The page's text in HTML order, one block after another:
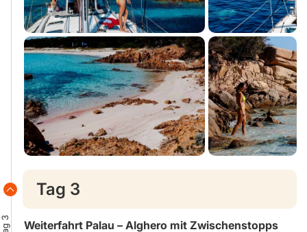
Tag 3
Tag 3
Weiterfahrt Palau – Alghero mit Zwischenstopps